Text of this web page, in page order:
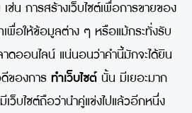
ช่น การสร้างเว็บไซต์เพื่อการขายของ
พื่อให้ข้อมูลต่าง ๆ หรือแม้กระทั่งรับ
ดออนไลน์ แน่นอนว่าคำนี้มักจะได้ยิน
ของการ ทำเว็บไซต์ นั้น มีเยอะมาก
บไซต์ถือว่านำคู่แข่งไปแล้วอีกหนึ่ง